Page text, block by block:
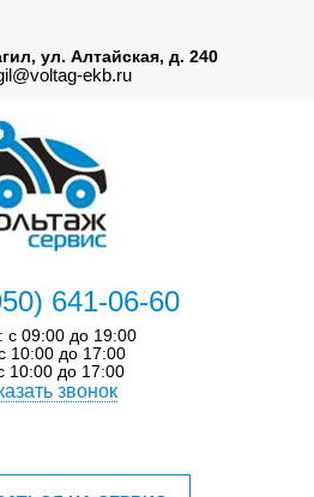
ул. Алтайская, д. 240
ekb.ru
641-06-60
с 09:00 до 19:00
10:00 до 17:00
10:00 до 17:00
звонок